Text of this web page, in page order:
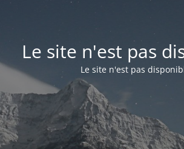
Le site n'est pas
Le site n'est pas